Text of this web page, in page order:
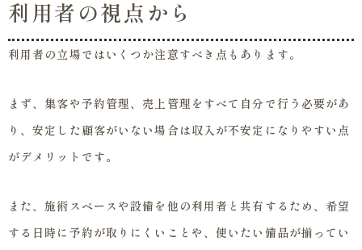
利用者の視点から
利用者の立場ではいくつか注意すべき点もあります。
まず、集客や予約管理、売上管理をすべて自分で行う必要があ
り、安定した顧客がいない場合は収入が不安定になりやすい点
がデメリットです。
また、施術スペースや設備を他の利用者と共有するため、希望
する日時に予約が取りにくいことや、使いたい備品が揃ってい